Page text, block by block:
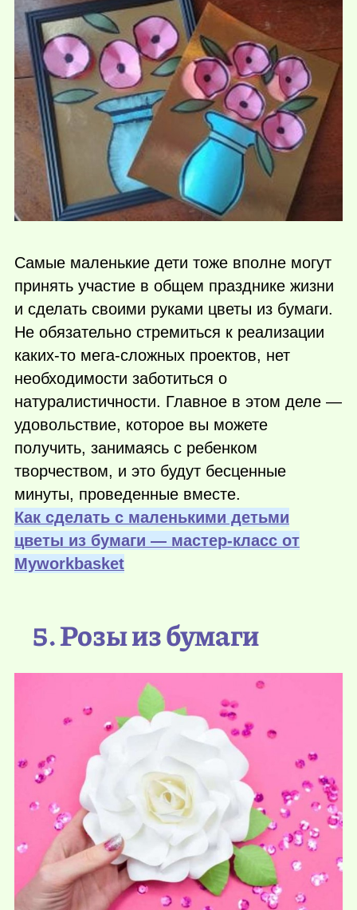
Самые маленькие дети тоже вполне могут
принять участие в общем празднике жизни
и сделать своими руками цветы из бумаги.
Не обязательно стремиться к реализации
каких-то мега-сложных проектов, нет
необходимости заботиться о
натуралистичности. Главное в этом деле —
удовольствие, которое вы можете
получить, занимаясь с ребенком
творчеством, и это будут бесценные
минуты, проведенные вместе.
Как сделать с маленькими детьми
цветы из бумаги — мастер-класс от
Мyworkbasket
5. Розы из бумаги